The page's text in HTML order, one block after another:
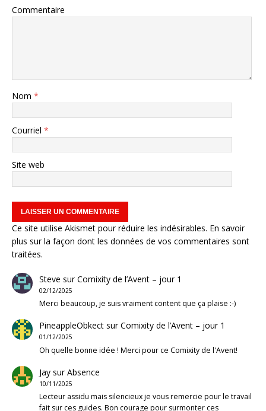
Commentaire
Nom *
Courriel *
Site web
Ce site utilise Akismet pour réduire les indésirables. En savoir
plus sur la façon dont les données de vos commentaires sont
traitées.
Steve surComixity de l’Avent – jour 1
02/12/2025
Merci beaucoup, je suis vraiment content que ça plaise :-)
PineappleObkectsurComixity de l’Avent – jour 1
01/12/2025
Oh quelle bonne idée ! Merci pour ce Comixity de l'Avent!
JaysurAbsence
10/11/2025
Lecteur assidu mais silencieux je vous remercie pour le travail
fait sur ces guides. Bon courage pour surmonter ces